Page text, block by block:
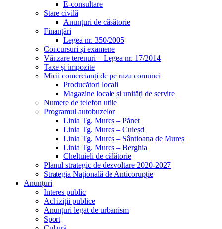
E-consultare
Stare civilă
Anunțuri de căsătorie
Finanțări
Legea nr. 350/2005
Concursuri și examene
Vânzare terenuri – Legea nr. 17/2014
Taxe și impozite
Micii comercianți de pe raza comunei
Producători locali
Magazine locale și unități de servire
Numere de telefon utile
Programul autobuzelor
Linia Tg. Mureș – Pănet
Linia Tg. Mureș – Cuieșd
Linia Tg. Mureș – Sântioana de Mureș
Linia Tg. Mureș – Berghia
Cheltuieli de călătorie
Planul strategic de dezvoltare 2020-2027
Strategia Națională de Anticorupție
Anunțuri
Interes public
Achiziții publice
Anunțuri legat de urbanism
Sport